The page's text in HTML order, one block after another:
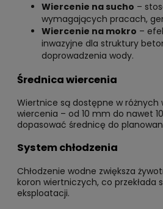
Wiercenie na sucho –
wymagających pracach,
Wiercenie na mokro –
inwazyjne dla struktury
doprowadzenia wody.
Średnica wiercenia
Wiertnice są dostępne w
wiercenia – od 10 mm do nawet
dopasować średnicę do
System chłodzenia
Chłodzenie wodne zwiększa
koron wiertniczych, co przekłada
eksploatacji.